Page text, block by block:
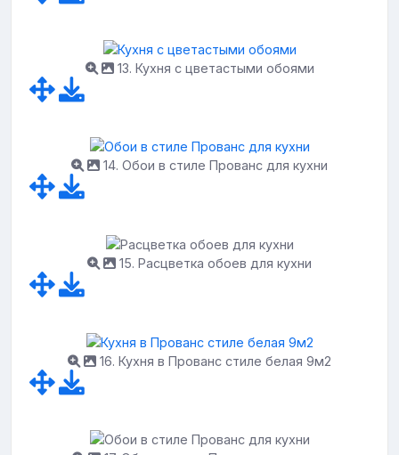
13. Кухня с цветастыми обоями
14. Обои в стиле Прованс для кухни
15. Расцветка обоев для кухни
16. Кухня в Прованс стиле белая 9м2